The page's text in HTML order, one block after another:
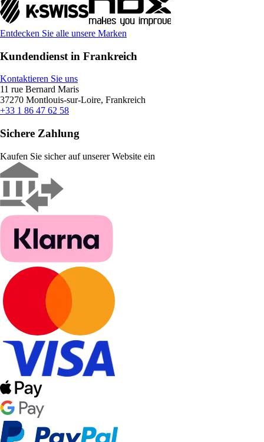
Entdecken Sie alle unsere Marken
Kundendienst in Frankreich
Kontaktieren Sie uns
11 rue Bernard Maris
37270 Montlouis-sur-Loire, Frankreich
+33 1 86 47 62 58
Sichere Zahlung
Kaufen Sie sicher auf unserer Website ein